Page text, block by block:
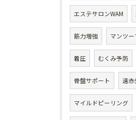
エステサロンWAM
筋力増強 マンツ
着圧 むくみ予防
骨盤サポート 遠赤
マイルドピーリング